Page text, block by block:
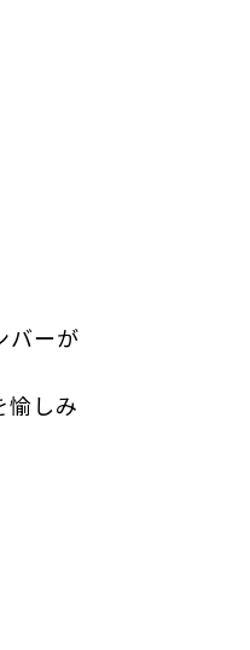
バーが
愉しみ